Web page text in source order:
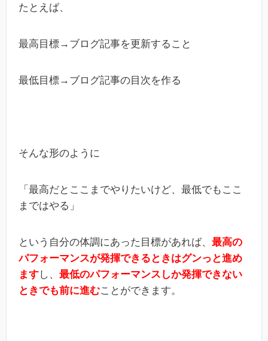
たとえば、
最高目標→ブログ記事を更新すること
最低目標→ブログ記事の目次を作る
そんな形のように
「最高だとここまでやりたいけど、最低でもここ
まではやる」
という自分の体調にあった目標があれば、 最高の
パフォーマンスが発揮できるときはグンっと進め
ますし、 最低のパフォーマンスしか発揮できない
ときでも前に進むことができます。